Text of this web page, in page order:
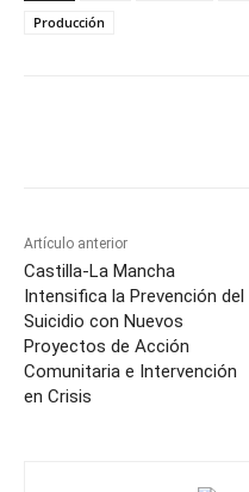
Producción
Artículo anterior
Castilla-La Mancha
Intensifica la Prevención del
Suicidio con Nuevos
Proyectos de Acción
Comunitaria e Intervención
en Crisis